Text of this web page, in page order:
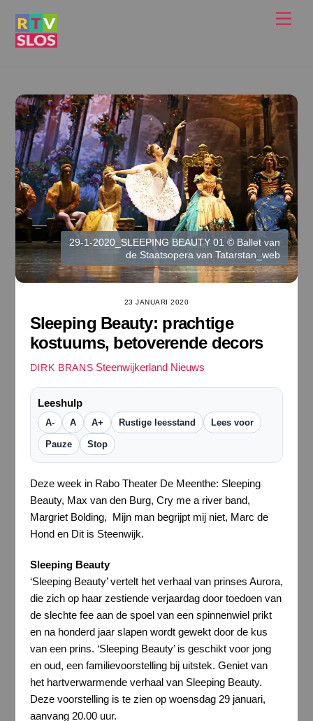
29-1-2020_SLEEPING BEAUTY 01 © Ballet van
de Staatsopera van Tatarstan_web
23 JANUARI 2020
Sleeping Beauty: prachtige
kostuums, betoverende decors
DIRK BRANS Steenwijkerland Nieuws
Leeshulp
A- A A+ Rustige leesstand Lees voor
Pauze Stop
Deze week in Rabo Theater De Meenthe: Sleeping
Beauty, Max van den Burg, Cry me a river band,
Margriet Bolding, Mijn man begrijpt mij niet, Marc de
Hond en Dit is Steenwijk.
Sleeping Beauty
‘Sleeping Beauty’ vertelt het verhaal van prinses Aurora,
die zich op haar zestiende verjaardag door toedoen van
de slechte fee aan de spoel van een spinnenwiel prikt
en na honderd jaar slapen wordt gewekt door de kus
van een prins. ‘Sleeping Beauty’ is geschikt voor jong
en oud, een familievoorstelling bij uitstek. Geniet van
het hartverwarmende verhaal van Sleeping Beauty.
Deze voorstelling is te zien op woensdag 29 januari,
aanvang 20.00 uur.